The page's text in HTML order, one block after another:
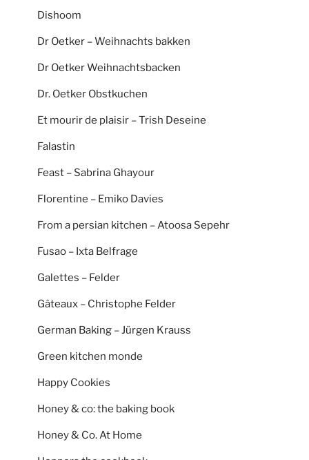
Dishoom
Dr Oetker – Weihnachts bakken
Dr Oetker Weihnachtsbacken
Dr. Oetker Obstkuchen
Et mourir de plaisir – Trish Deseine
Falastin
Feast – Sabrina Ghayour
Florentine – Emiko Davies
From a persian kitchen – Atoosa Sepehr
Fusao – Ixta Belfrage
Galettes – Felder
Gâteaux – Christophe Felder
German Baking – Jürgen Krauss
Green kitchen monde
Happy Cookies
Honey & co: the baking book
Honey & Co. At Home